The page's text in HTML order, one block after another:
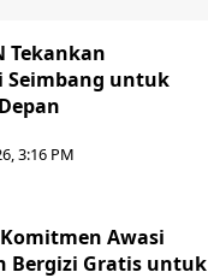
Tekankan
Seimbang untuk
3:16 PM
Awasi
Bergizi Gratis untuk